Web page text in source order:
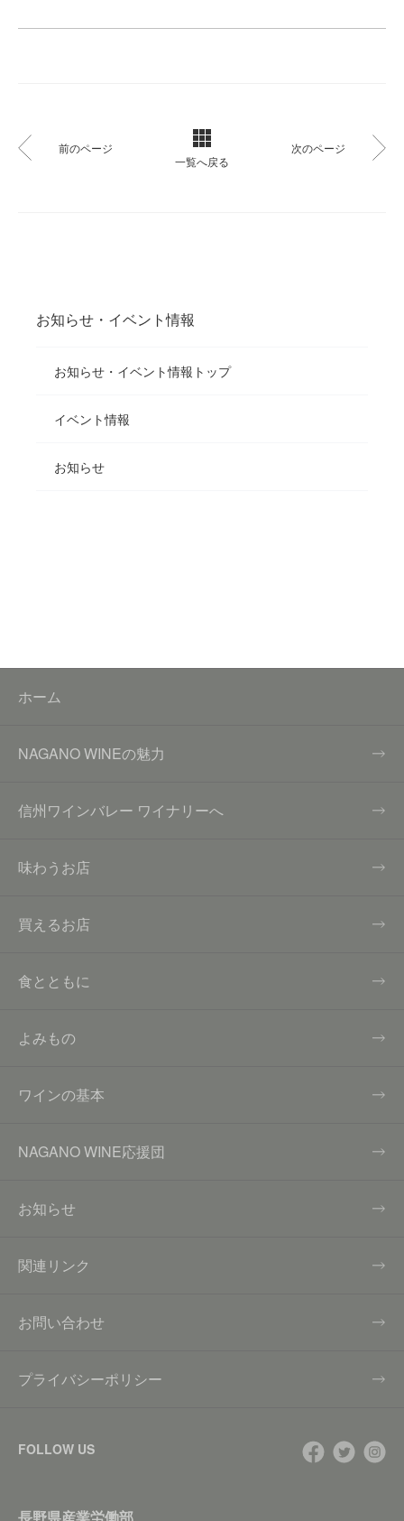
お知らせ・イベント情報
お知らせ・イベント情報トップ
イベント情報
お知らせ
前のページ
一覧へ戻る
次のページ
ホーム
NAGANO WINEの魅力
信州ワインバレー ワイナリーへ
味わうお店
買えるお店
食とともに
よみもの
ワインの基本
NAGANO WINE応援団
お知らせ
関連リンク
お問い合わせ
プライバシーポリシー
FOLLOW US